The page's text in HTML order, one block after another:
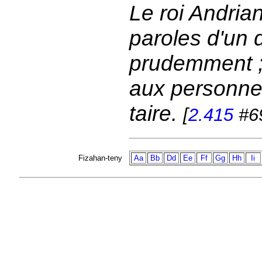
Le roi
paroles d'un
prudemment
aux
taire. [2.415
Fizahan-teny Aa Bb Dd Ee Ff Gg Hh Ii